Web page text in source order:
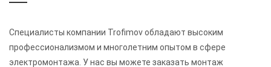
Специалисты компании Trofimov обладают высоким
профессионализмом и многолетним опытом в сфере
электромонтажа. У нас вы можете заказать монтаж